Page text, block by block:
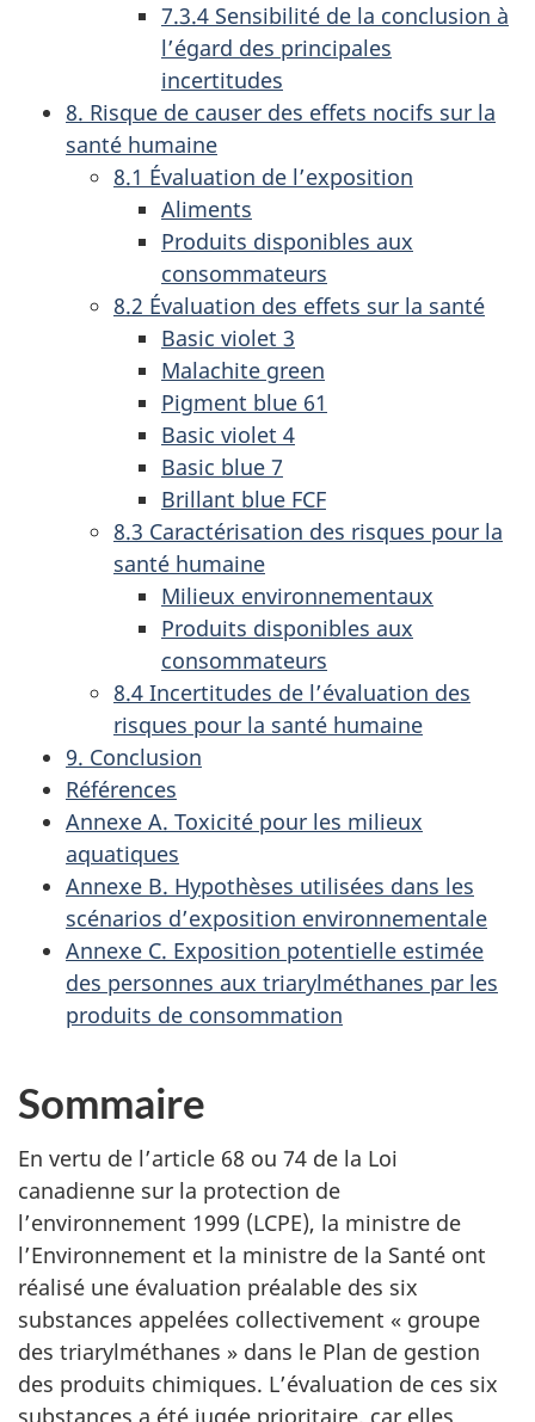
7.3.4 Sensibilité de la conclusion à
l’égard des principales
incertitudes
8. Risque de causer des effets nocifs sur la
santé humaine
8.1 Évaluation de l’exposition
Aliments
Produits disponibles aux
consommateurs
8.2 Évaluation des effets sur la santé
Basic violet 3
Malachite green
Pigment blue 61
Basic violet 4
Basic blue 7
Brillant blue FCF
8.3 Caractérisation des risques pour la
santé humaine
Milieux environnementaux
Produits disponibles aux
consommateurs
8.4 Incertitudes de l’évaluation des
risques pour la santé humaine
9. Conclusion
Références
Annexe A. Toxicité pour les milieux
aquatiques
Annexe B. Hypothèses utilisées dans les
scénarios d’exposition environnementale
Annexe C. Exposition potentielle estimée
des personnes aux triarylméthanes par les
produits de consommation
Sommaire
En vertu de l’article 68 ou 74 de la Loi
canadienne sur la protection de
l’environnement 1999 (LCPE), la ministre de
l’Environnement et la ministre de la Santé ont
réalisé une évaluation préalable des six
substances appelées collectivement « groupe
des triarylméthanes » dans le Plan de gestion
des produits chimiques. L’évaluation de ces six
substances a été jugée prioritaire, car elles